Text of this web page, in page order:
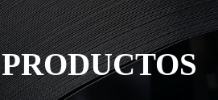
PRODUCTOS